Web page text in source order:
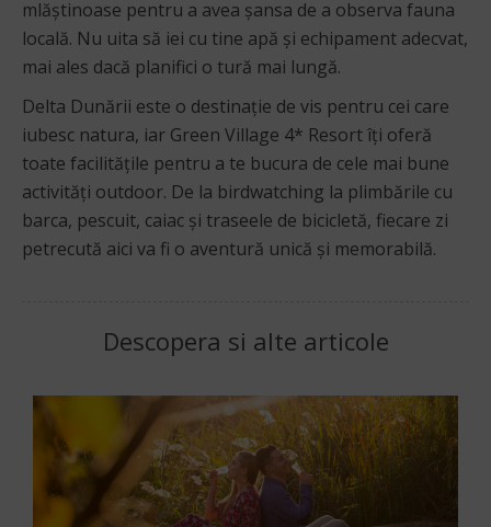
mlăștinoase pentru a avea șansa de a observa fauna
locală. Nu uita să iei cu tine apă și echipament adecvat,
mai ales dacă planifici o tură mai lungă.
Delta Dunării este o destinație de vis pentru cei care
iubesc natura, iar Green Village 4* Resort îți oferă
toate facilitățile pentru a te bucura de cele mai bune
activități outdoor. De la birdwatching la plimbările cu
barca, pescuit, caiac și traseele de bicicletă, fiecare zi
petrecută aici va fi o aventură unică și memorabilă.
Descopera si alte articole